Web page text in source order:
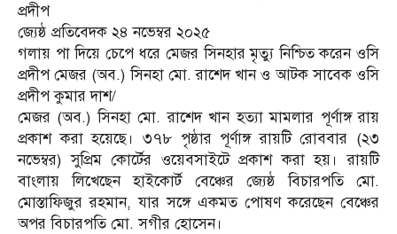
প্রদীপ
জ্যেষ্ঠ প্রতিবেদক ২৪ নভেম্বর ২০২৫
গলায় পা দিয়ে চেপে ধরে মেজর সিনহার মৃত্যু নিশ্চিত করেন ওসি
প্রদীপ মেজর (অব.) সিনহা মো. রাশেদ খান ও আটক সাবেক ওসি
প্রদীপ কুমার দাশ/
মেজর (অব.) সিনহা মো. রাশেদ খান হত্যা মামলার পূর্ণাঙ্গ রায়
প্রকাশ করা হয়েছে। ৩৭৮ পৃষ্ঠার পূর্ণাঙ্গ রায়টি রোববার (২৩
নভেম্বর) সুপ্রিম কোর্টের ওয়েবসাইটে প্রকাশ করা হয়। রায়টি
বাংলায় লিখেছেন হাইকোর্ট বেঞ্চের জ্যেষ্ঠ বিচারপতি মো.
মোস্তাফিজুর রহমান, যার সঙ্গে একমত পোষণ করেছেন বেঞ্চের
অপর বিচারপতি মো. সগীর হোসেন।